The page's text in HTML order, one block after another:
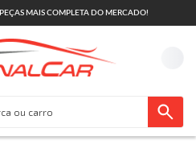
MAIS COMPLETA DO MERCADO!